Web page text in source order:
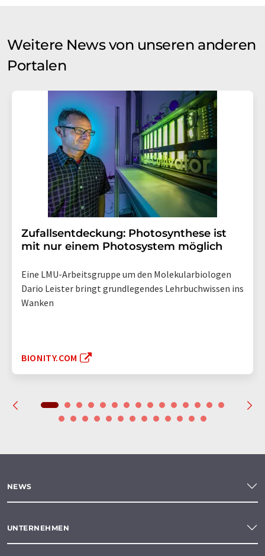
Weitere News von unseren anderen
Portalen
Zufallsentdeckung: Photosynthese ist
mit nur einem Photosystem möglich
Eine LMU-Arbeitsgruppe um den Molekularbiologen
Dario Leister bringt grundlegendes Lehrbuchwissen ins
Wanken
BIONITY.COM
NEWS
UNTERNEHMEN